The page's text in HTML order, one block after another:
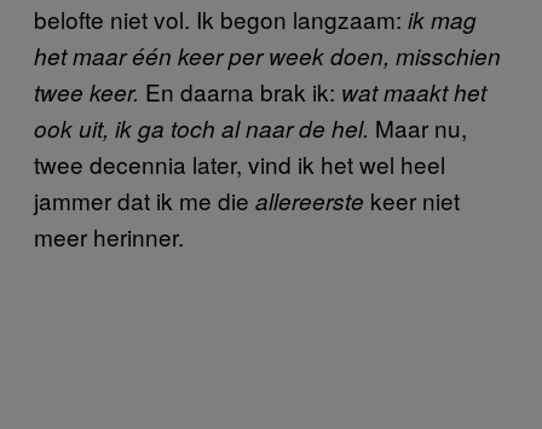
belofte niet vol. Ik begon langzaam: ik mag
het maar één keer per week doen, misschien
twee keer. En daarna brak ik: wat maakt het
ook uit, ik ga toch al naar de hel. Maar nu,
twee decennia later, vind ik het wel heel
jammer dat ik me die allereerste keer niet
meer herinner.